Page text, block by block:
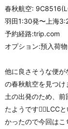
春秋航空:
羽田1:30発〜上海
予約経路:trip.com
オプション:預入荷
他に良さそうな便
の春秋航空を見つ
土の出発のため、
たようです🤷‍♀️LCC
かったので今回は